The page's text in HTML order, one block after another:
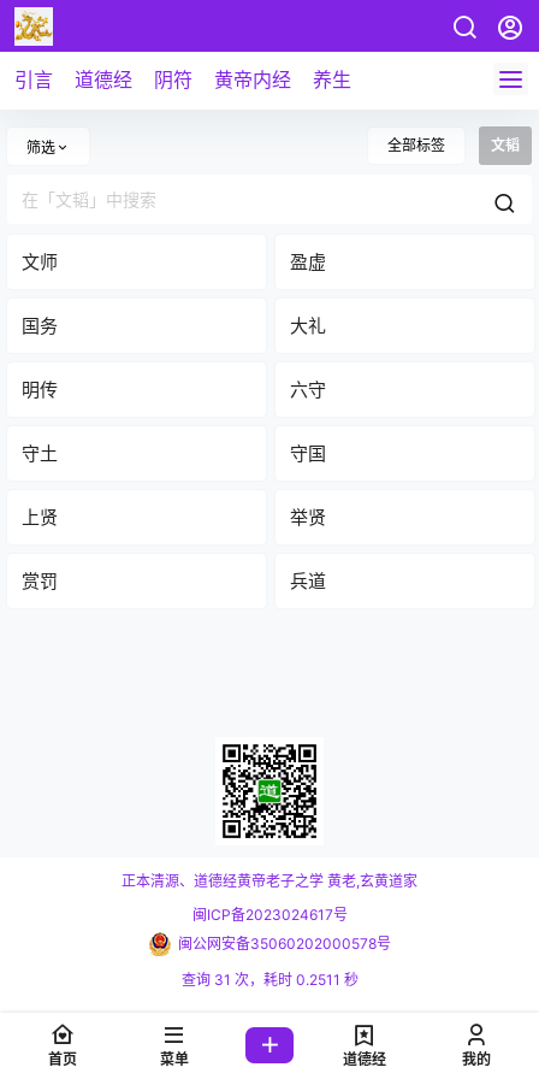
引言 道德经 阴符 黄帝内经 养生
筛选 全部标签 文韬
文师 盈虚
国务 大礼
明传 六守
守土 守国
上贤 举贤
赏罚 兵道
正本清源、道德经黄帝老子之学 黄老,玄黄道家
闽ICP备2023024617号
闽公网安备35060202000578号
查询 31 次，耗时 0.2511 秒
首页 菜单 道德经 我的